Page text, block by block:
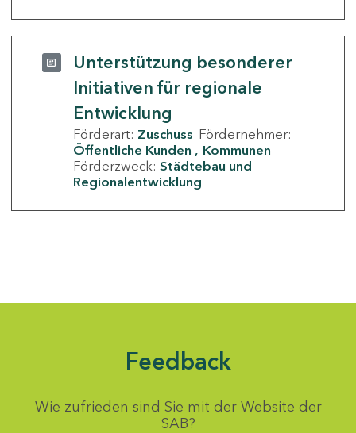
Unterstützung besonderer
Initiativen für regionale
Entwicklung
Förderart: Zuschuss Fördernehmer:
Öffentliche Kunden
Kommunen
Förderzweck: Städtebau und
Regionalentwicklung
Feedback
Wie zufrieden sind Sie mit der Website der
SAB?